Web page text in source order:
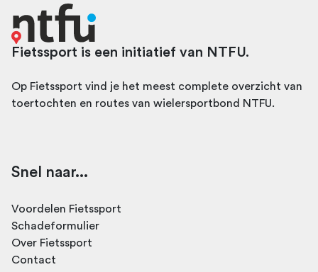
Fietssport is een initiatief van NTFU.
Op Fietssport vind je het meest complete overzicht van
toertochten en routes van wielersportbond NTFU.
Snel naar...
Voordelen Fietssport
Schadeformulier
Over Fietssport
Contact